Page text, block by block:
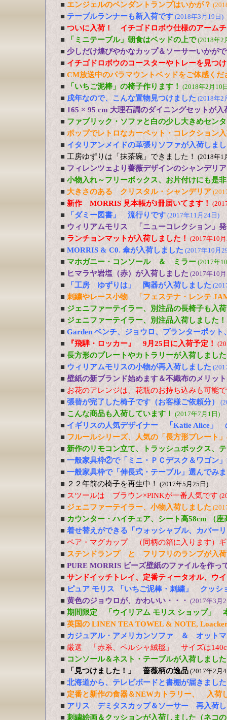
■ エンジェルのペンダントランプはいかが？
■ テーブルランナーも新入荷です (2018年3月19日)
■ ついに入荷！ イチゴドロボウ仕様のアーム
■
「ミニテーブル」朝食はベッドの上で(2018年2
■ 少しだけ煌びやかなカップ＆ソーサーいかが
■ イチゴドロボウのコースターやトレーを見つ
■ CM放送中のパラマウントベッドをご体感くだ
■
「いちご泥棒」の椅子作ります！ (2018年2月10
■ 戌年なので、こんな置物見つけました (2018年2
■ 165 × 95 cm 大理石調のダイニングセットが入
■ ファブリック・ソファと白の少し大きめセン
■ ポップでレトロなカーペット・コレクション
■ イタリアンメイドの革張りソファが入荷しま
■ 工房ゆずりは「抹茶碗」できました！ (2018年1
■ フィレンツェより薔薇デザインのシャンデリア
■ 小物入れ～フリーボックス、お片付けにも是
■ 大きさのある クリスタル・シャンデリア
■ 新作 MORRIS 見本帳が3冊届いてます！
■ 「ダミー図書」 流行りです (2017年11月24日)
■ ウィリアムモリス 「ニューコレクション」
■ ランチョンマットが入荷しました！ (2017年10
■ MORRIS & C0. 傘が入荷しました (2017年10月
■ マホガニー・コンソール ＆ ミラー (2017年
■ ヒマラヤ岩塩（赤）が入荷しました (2017年10
■ 「工房 ゆずりは」 陶器が入荷しました
■ 刺繍やレース小物 「フェステナ・レンテ
■ ジェニファーテイラー、別注品の長椅子も入
■ ジェニファーテイラー、別注品入荷しました！
■ Garden ベンチ、ジョウロ、プランターポット
■
『飛騨・ロッカー』 9月25日に入荷予定！
■ 長方形のプレートやカトラリーが入荷しました
■ ウィリアムモリスの小物が再入荷しました
■ 壁紙の新ブランド始めます＆不織布のメリッ
■ お花のアレンジは、花瓶のお持ち込みも可能
■ 張替が完了した椅子です（お客様ご依頼分）
■ こんな商品も入荷しています！ (2017年7月1日)
■ イギリスの人気デザイナー 「Katie Alice」
■ フルールシリーズ、人気の「長方形プレート
■ 新作のリモコン立て、トラッシュボックス、
■ 一般家具枠②で「ミニ・ＰＣデスク＆ワゴン
■ 一般家具枠で「伸長式・テーブル」選んでみ
■ ２２年前の椅子を再生中！ (2017年5月25日)
■ スツールは ブラウン×PINKが一番人気です
■ ジェニファーテイラー、小物入荷しました
■ カウンター・ハイチェア、シート高58cm （座
■ 着せ替えができる「ウォッシャブル、カバー
■ ペア・マグカップ （同柄の箱に入ります）
■ ステンドランプ と フリフリのランプが入荷
■ PURE MORRIS ビーズ壁紙のファイルを作っ
■ サンドイッチトレイ、定番ティータオル、ウ
■ ピュア モリス 「いちご泥棒・刺繍」 クッシ
■ 黄色のジョウロが、かわいい・・・ (2017年3月
■ 期間限定 「ウイリアム モリス ショップ」
■ 英国の LINEN TEA TOWEL & NOTE,
■ カジュアル・アメリカンソファ ＆ オット
■ 厳選 「赤系、ペルシャ絨毯」 サイズは
■ コンソール＆ネスト・テーブルが入荷しました
■ 「見つけました！」 薔薇柄の逸品 (2017年2月
■ 北海道から、テレビボードと書棚が届きました
■ 定番と新作の食器＆NEWカトラリー、 入荷
■ アリス デミタスカップ＆ソーサー 再入荷し
■ 刺繍絵画＆クッションが入荷しました（ネコ